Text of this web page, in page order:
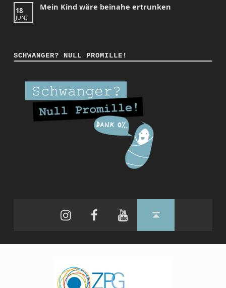
18
JUNI
Mein Kind wäre beinahe ertrunken
SCHWANGER? NULL PROMILLE!
FacebookYouTubeBack to top ↑